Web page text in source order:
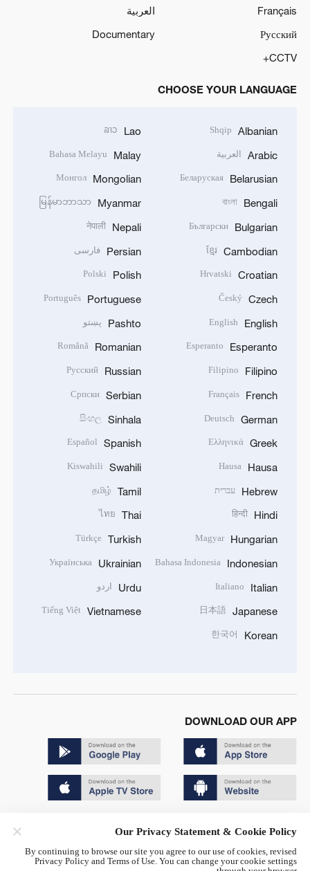
Français
العربية
Русский
Documentary
CCTV+
CHOOSE YOUR LANGUAGE
Albanian
Shqip
Arabic العربية
Belarusian
Беларуская
Bengali
বাংলা
Bulgarian
Български
Cambodian
ខ្មែរ
Croatian
Hrvatski
Czech
Český
English
English
Esperanto
Esperanto
Filipino
Filipino
French
Français
German
Deutsch
Greek
Ελληνικά
Hausa
Hausa
Hebrew עברית
Hindi
हिन्दी
Hungarian
Magyar
Indonesian
Bahasa Indonesia
Italian
Italiano
Japanese
日本語
Korean
한국어
Lao
ລາວ
Malay
Bahasa Melayu
Mongolian
Монгол
Myanmar
မြန်မာဘာသာ
Nepali
नेपाली
Persian فارسی
Polish
Polski
Portuguese
Português
Pashto پښتو
Romanian
Română
Russian
Русский
Serbian
Српски
Sinhala
සිංහල
Spanish
Español
Swahili
Kiswahili
Tamil
தமிழ்
Thai
ไทย
Turkish
Türkçe
Ukrainian
Українська
Urdu اردو
Vietnamese
Tiếng Việt
DOWNLOAD OUR APP
京公网安备 11010502050052号
Our Privacy Statement & Cookie Policy
By continuing to browse our site you agree to our use of cookies, revised
Privacy Policy and Terms of Use. You can change your cookie settings